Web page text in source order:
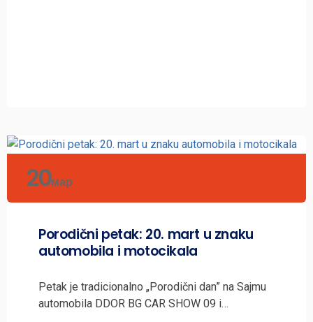
20мар
Porodični petak: 20. mart u znaku
automobila i motocikala
Petak je tradicionalno „Porodični dan” na Sajmu
automobila DDOR BG CAR SHOW 09 i…